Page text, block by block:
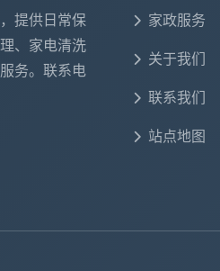
助您做出更明智的选择：
计费更划算
费更透明
提供日常保
、家电清洗
务。联系电
家政服务
关于我们
联系我们
站点地图